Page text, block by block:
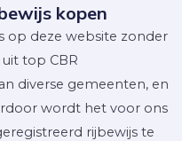
kopen
op deze website zonder
top CBR
diverse gemeenten, en
wordt het voor ons
rijbewijs te